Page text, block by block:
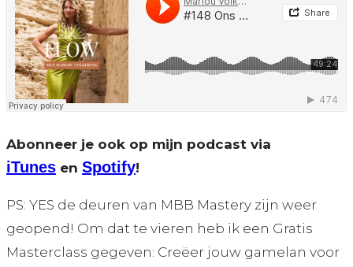
Abonneer je ook op mijn podcast via
iTunes en Spotify!
PS: YES de deuren van MBB Mastery zijn weer
geopend! Om dat te vieren heb ik een Gratis
Masterclass gegeven: Creëer jouw gamelan voor